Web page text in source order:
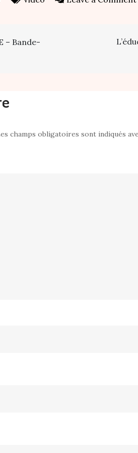
:
– Bande-
champs obligatoires sont indiqués